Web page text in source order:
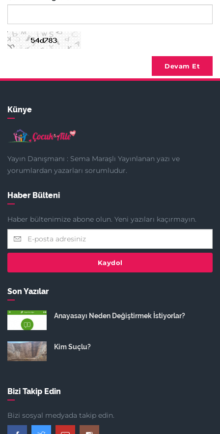
Devam Et
Künye
Yayın Danışmanı : Sema Maraşlı Yayınlanan yazı ve
yorumlardan yazarları sorumludur.
Haber Bülteni
Haber bültenimize abone olun. Yeni yazıları kaçırmayın.
Kaydol
Son Yazılar
Anayasayı Neden Değiştirmek İstiyorlar?
Kim Suçlu?
Bizi Takip Edin
Bizi sosyal medyada takip edin.